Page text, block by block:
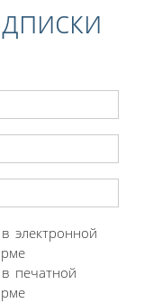
в электронной
в печатной